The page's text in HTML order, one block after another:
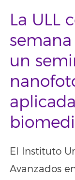
La ULL
un
El Instituto
Avanzados